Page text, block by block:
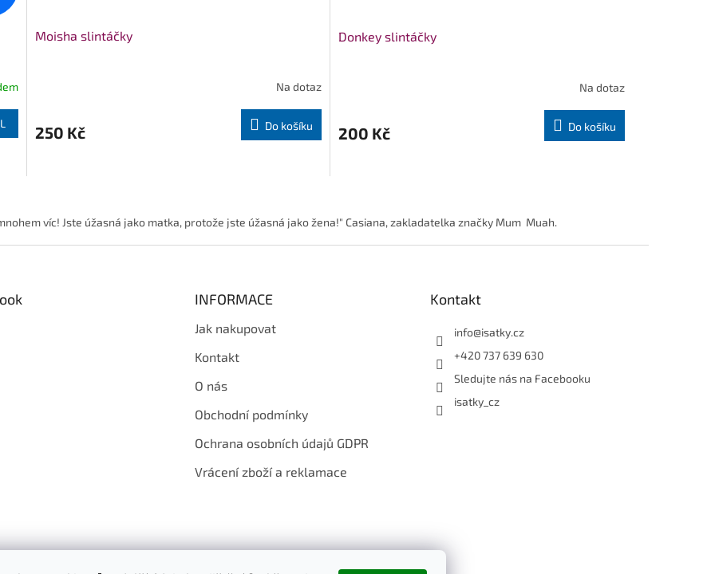
Moisha slintáčky
Na dotaz
250 Kč Do košíku
Donkey slintáčky
Na dotaz
200 Kč Do košíku
l
á
víc! Jste úžasná jako matka, protože jste úžasná jako žena!" Casiana, zakladatelka značky Mum Muah.
INFORMACE
Jak nakupovat
Kontakt
O nás
Obchodní podmínky
Ochrana osobních údajů GDPR
Vrácení zboží a reklamace
Kontakt
info@isatky.cz
+420 737 639 630
Sledujte nás na Facebooku
isatky_cz